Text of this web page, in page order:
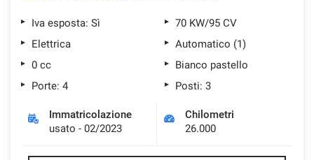
Iva esposta: Sì
70 KW/95 CV
Elettrica
Automatico (1)
0 cc
Bianco pastello
Porte: 4
Posti: 3
Immatricolazione
usato - 02/2023
Chilometri
26.000